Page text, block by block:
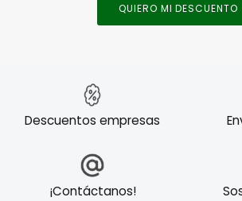
QUIERO MI DESCUENTO
Descuentos empresas
¡Contáctanos!